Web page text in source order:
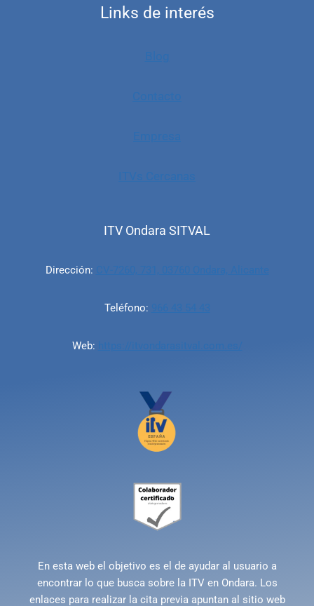
Links de interés
ITV Ondara SITVAL
Dirección:
Teléfono:
Web:
En esta web el objetivo es el de ayudar al usuario a
encontrar lo que busca sobre la ITV en Ondara. Los
enlaces para realizar la cita previa apuntan al sitio web